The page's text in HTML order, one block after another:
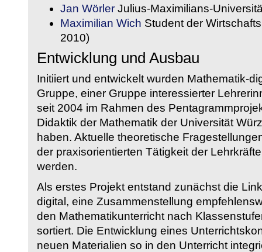
Jan Wörler Julius-Maximilians-
Maximilian Wich Student der
2010)
Entwicklung und Ausbau
Initiiert und entwickelt wurden Mathematik-
Gruppe, einer Gruppe interessierter
seit 2004 im Rahmen des
Didaktik der Mathematik der Universität
haben. Aktuelle theoretische
der praxisorientierten Tätigkeit der
werden.
Als erstes Projekt entstand zunächst die
digital, eine Zusammenstellung
den Mathematikunterricht nach
sortiert. Die Entwicklung eines
neuen Materialien so in den Unterricht